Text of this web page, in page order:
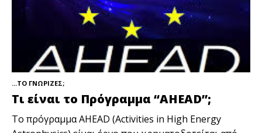
...ΤΟ ΓΝΩΡΙΖΕΣ;
Τι είναι το Πρόγραμμα “AHEAD”;
Το πρόγραμμα AHEAD (Activities in High Energy